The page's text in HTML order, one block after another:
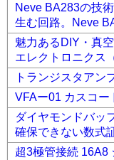
Neve BA283の技
生む回路。Neve
魅力あるDIY・真
エレクトロニクス
トランジスタア
VFAー01 カスコ
ダイヤモンドバ
確保できない数式
超3極管接続